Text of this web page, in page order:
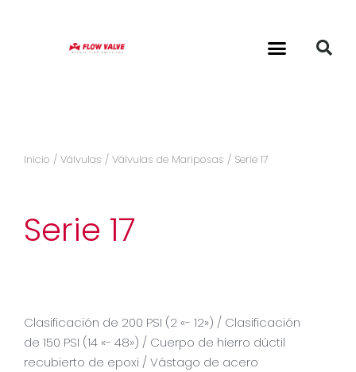
Inicio / Válvulas / Válvulas de Mariposas / Serie 17
Serie 17
Clasificación de 200 PSI (2 «- 12») / Clasificación
de 150 PSI (14 «- 48») / Cuerpo de hierro dúctil
recubierto de epoxi / Vástago de acero